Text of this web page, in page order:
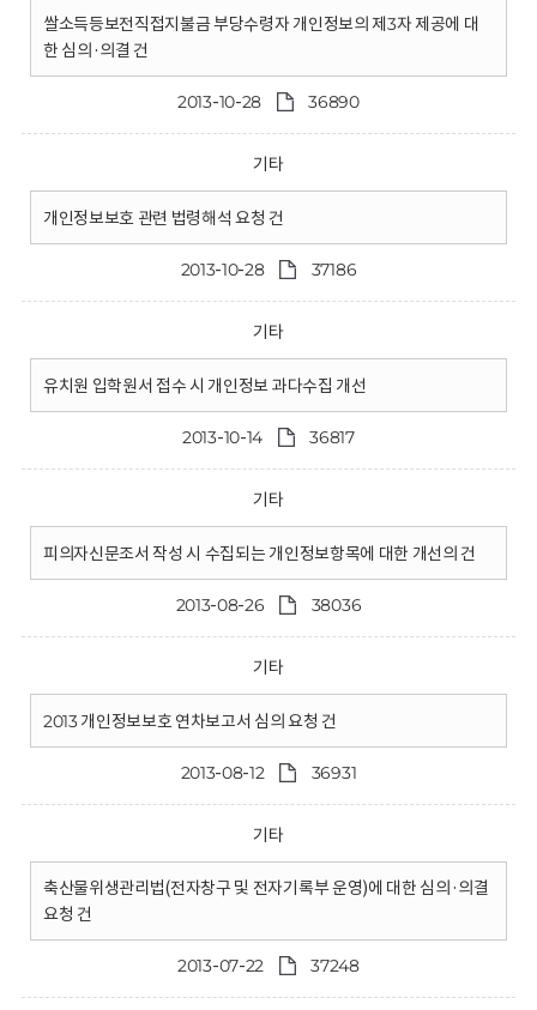
쌀소득등보전직접지불금 부당수령자 개인정보의 제3자 제공에 대
한 심의·의결 건
2013-10-28 36890
기타
개인정보보호 관련 법령해석 요청 건
2013-10-28 37186
기타
유치원 입학원서 접수 시 개인정보 과다수집 개선
2013-10-14 36817
기타
피의자신문조서 작성 시 수집되는 개인정보항목에 대한 개선의 건
2013-08-26 38036
기타
2013 개인정보보호 연차보고서 심의 요청 건
2013-08-12 36931
기타
축산물위생관리법(전자창구 및 전자기록부 운영)에 대한 심의·의결
요청 건
2013-07-22 37248